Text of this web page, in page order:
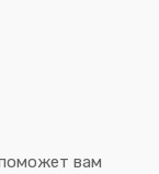
вам